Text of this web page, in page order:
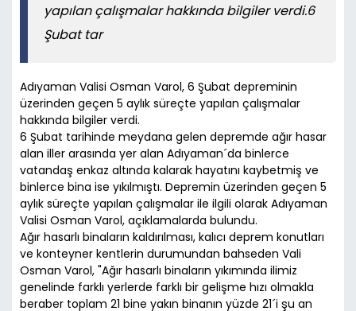
yapılan çalışmalar hakkında bilgiler verdi.6
Şubat tar
Adıyaman Valisi Osman Varol, 6 Şubat depreminin
üzerinden geçen 5 aylık süreçte yapılan çalışmalar
hakkında bilgiler verdi.
6 Şubat tarihinde meydana gelen depremde ağır hasar
alan iller arasında yer alan Adıyaman´da binlerce
vatandaş enkaz altında kalarak hayatını kaybetmiş ve
binlerce bina ise yıkılmıştı. Depremin üzerinden geçen 5
aylık süreçte yapılan çalışmalar ile ilgili olarak Adıyaman
Valisi Osman Varol, açıklamalarda bulundu.
Ağır hasarlı binaların kaldırılması, kalıcı deprem konutları
ve konteyner kentlerin durumundan bahseden Vali
Osman Varol, "Ağır hasarlı binaların yıkımında ilimiz
genelinde farklı yerlerde farklı bir gelişme hızı olmakla
beraber toplam 21 bine yakın binanın yüzde 21´i şu an